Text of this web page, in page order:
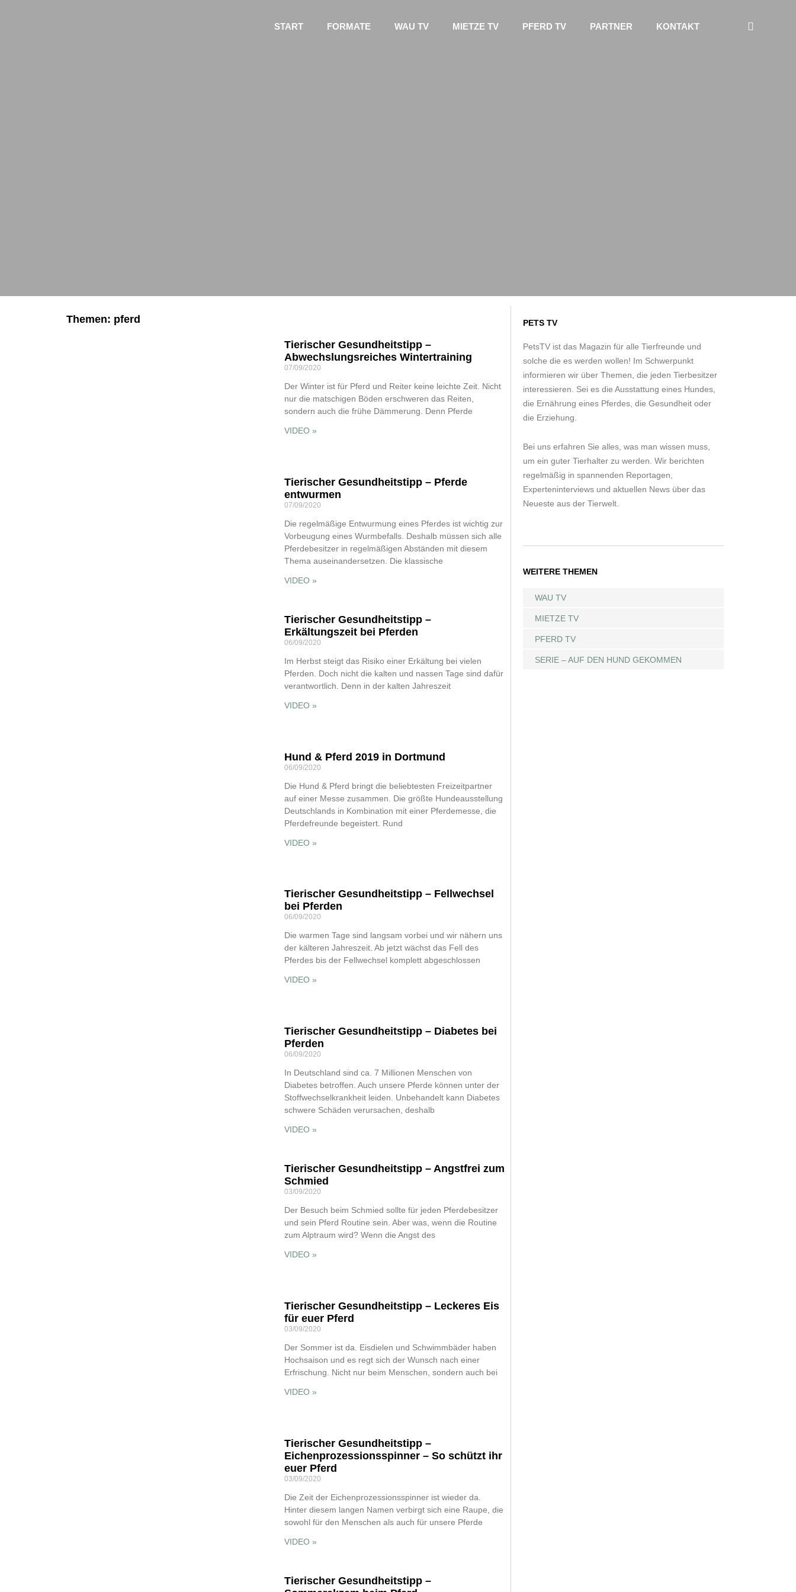
START FORMATE WAU TV MIETZE TV PFERD TV PARTNER KONTAKT
Themen: pferd
Tierischer Gesundheitstipp –
Abwechslungsreiches Wintertraining
07/09/2020
Der Winter ist für Pferd und Reiter keine leichte Zeit. Nicht
nur die matschigen Böden erschweren das Reiten,
sondern auch die frühe Dämmerung. Denn Pferde
VIDEO »
Tierischer Gesundheitstipp – Pferde
entwurmen
07/09/2020
Die regelmäßige Entwurmung eines Pferdes ist wichtig zur
Vorbeugung eines Wurmbefalls. Deshalb müssen sich alle
Pferdebesitzer in regelmäßigen Abständen mit diesem
Thema auseinandersetzen. Die klassische
VIDEO »
Tierischer Gesundheitstipp –
Erkältungszeit bei Pferden
06/09/2020
Im Herbst steigt das Risiko einer Erkältung bei vielen
Pferden. Doch nicht die kalten und nassen Tage sind dafür
verantwortlich. Denn in der kalten Jahreszeit
VIDEO »
Hund & Pferd 2019 in Dortmund
06/09/2020
Die Hund & Pferd bringt die beliebtesten Freizeitpartner
auf einer Messe zusammen. Die größte Hundeausstellung
Deutschlands in Kombination mit einer Pferdemesse, die
Pferdefreunde begeistert. Rund
VIDEO »
Tierischer Gesundheitstipp – Fellwechsel
bei Pferden
06/09/2020
Die warmen Tage sind langsam vorbei und wir nähern uns
der kälteren Jahreszeit. Ab jetzt wächst das Fell des
Pferdes bis der Fellwechsel komplett abgeschlossen
VIDEO »
Tierischer Gesundheitstipp – Diabetes bei
Pferden
06/09/2020
In Deutschland sind ca. 7 Millionen Menschen von
Diabetes betroffen. Auch unsere Pferde können unter der
Stoffwechselkrankheit leiden. Unbehandelt kann Diabetes
schwere Schäden verursachen, deshalb
VIDEO »
Tierischer Gesundheitstipp – Angstfrei zum
Schmied
03/09/2020
Der Besuch beim Schmied sollte für jeden Pferdebesitzer
und sein Pferd Routine sein. Aber was, wenn die Routine
zum Alptraum wird? Wenn die Angst des
VIDEO »
Tierischer Gesundheitstipp – Leckeres Eis
für euer Pferd
03/09/2020
Der Sommer ist da. Eisdielen und Schwimmbäder haben
Hochsaison und es regt sich der Wunsch nach einer
Erfrischung. Nicht nur beim Menschen, sondern auch bei
VIDEO »
Tierischer Gesundheitstipp –
Eichenprozessionsspinner – So schützt ihr
euer Pferd
03/09/2020
Die Zeit der Eichenprozessionsspinner ist wieder da.
Hinter diesem langen Namen verbirgt sich eine Raupe, die
sowohl für den Menschen als auch für unsere Pferde
VIDEO »
Tierischer Gesundheitstipp –
PETS TV
PetsTV ist das Magazin für alle Tierfreunde und
solche die es werden wollen! Im Schwerpunkt
informieren wir über Themen, die jeden Tierbesitzer
interessieren. Sei es die Ausstattung eines Hundes,
die Ernährung eines Pferdes, die Gesundheit oder
die Erziehung.
Bei uns erfahren Sie alles, was man wissen muss,
um ein guter Tierhalter zu werden. Wir berichten
regelmäßig in spannenden Reportagen,
Experteninterviews und aktuellen News über das
Neueste aus der Tierwelt.
WEITERE THEMEN
WAU TV
MIETZE TV
PFERD TV
SERIE – AUF DEN HUND GEKOMMEN